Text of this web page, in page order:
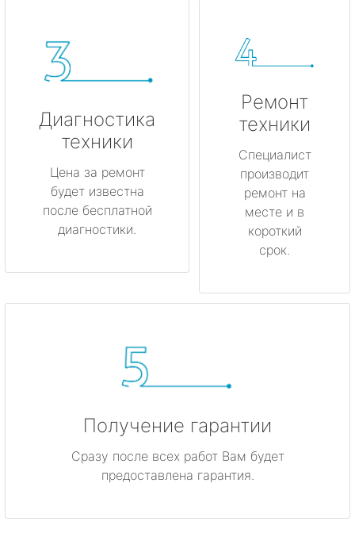
Диагностика
техники
Цена за ремонт
будет известна
после бесплатной
диагностики.
Ремонт
техники
Специалист
производит
ремонт на
месте и в
короткий
срок.
Получение гарантии
Сразу после всех работ Вам будет
предоставлена гарантия.